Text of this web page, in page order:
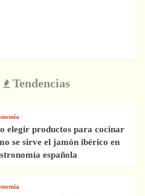
Tendencias
elegir productos para cocinar
se sirve el jamón ibérico en
española